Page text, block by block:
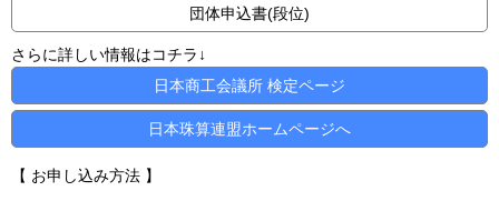
団体申込書(段位)
さらに詳しい情報はコチラ↓
日本商工会議所 検定ページ
日本珠算連盟ホームページへ
【 お申し込み方法 】